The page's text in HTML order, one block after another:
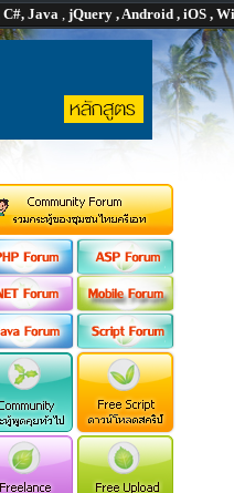
C#, Java , jQuery , Android , iOS ,